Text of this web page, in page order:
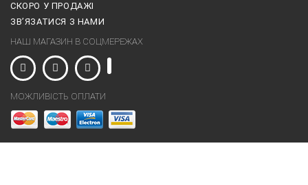
СКОРО У ПРОДАЖІ
ЗВ’ЯЗАТИСЯ З НАМИ
НАШ МАГАЗИН В СОЦМЕРЕЖАХ
МОЖЛИВІСТЬ ОПЛАТИ